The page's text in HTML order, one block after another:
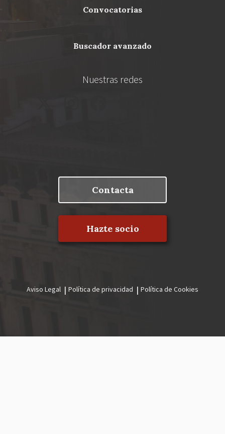
convocatorias
buscador avanzado
Nuestras redes
Contacta
Hazte socio
legal
Aviso Legal Política de privacidad Política de Cookies